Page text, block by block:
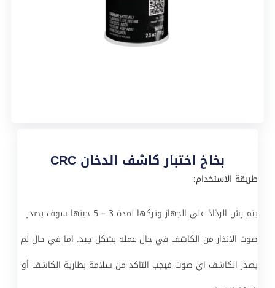
بخاخ اختبار كاشف الدخان CRC
طريقة الاستخدام:
يتم رش الرذاذ على الجهاز وتركها لمدة 3 – 5 حينها سوف يصدر
صوت الانذار من الكاشف في حال عمله بشكل جيد. اما في حال لم
يصدر الكاشف اي صوت فيجب التاكد من سلامة بطارية الكاشف أو